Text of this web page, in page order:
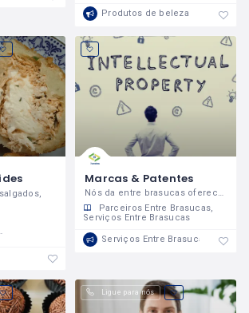
Produtos de beleza
Marcas & Patentes
Nós da entre brasucas oferecemos o melhor pra você
Parceiros Entre Brasucas
Serviços Entre Brasucas
Serviços Entre Brasucas
Ligue para nós